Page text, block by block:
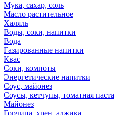
Мука, сахар, соль
Масло растительное
Халяль
Воды, соки, напитки
Вода
Газированные напитки
Квас
Соки, компоты
Энергетические напитки
Соус, майонез
Соусы, кетчупы, томатная паста
Майонез
Горчица, хрен, аджика